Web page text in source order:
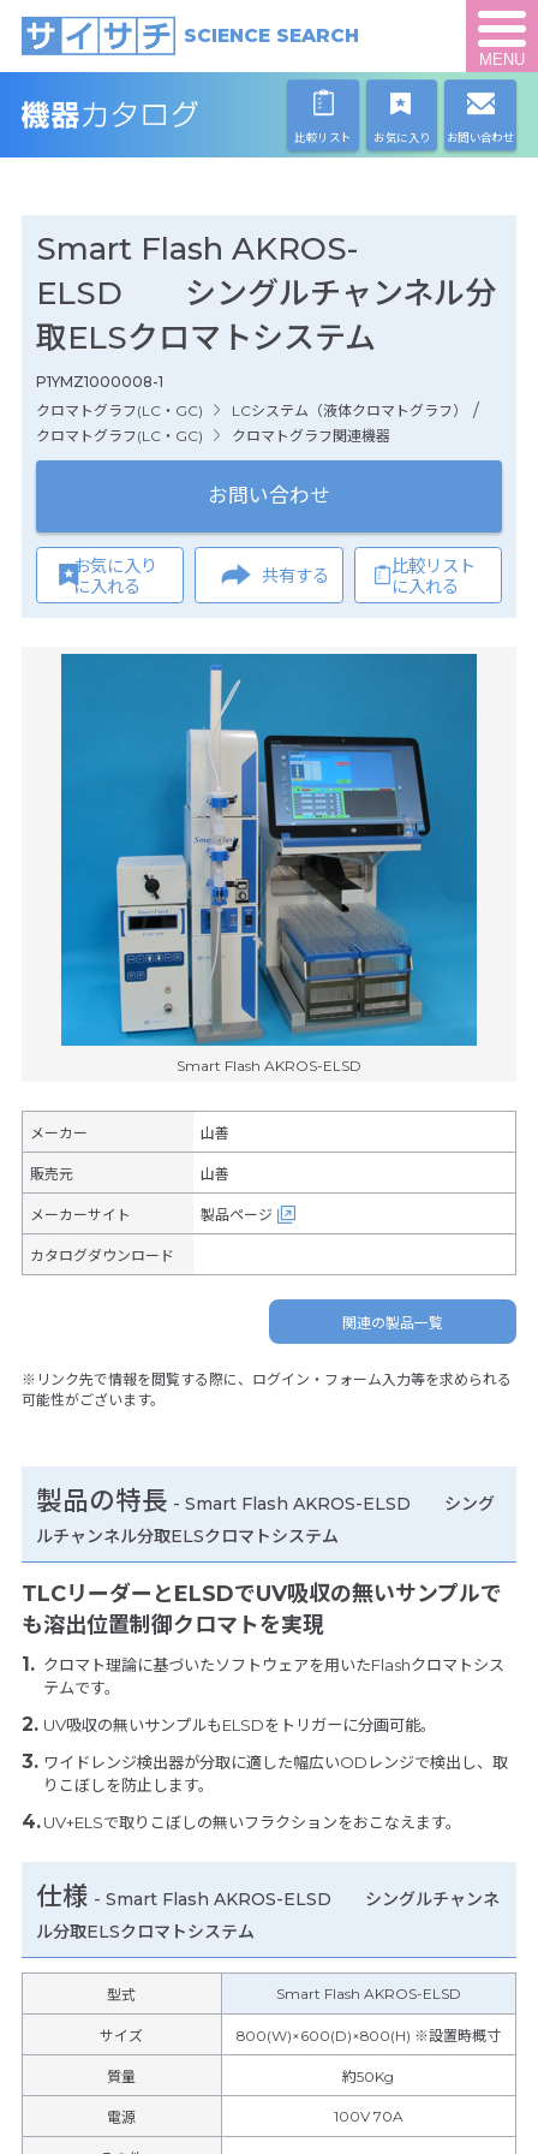
SCIENCE SEARCH
MENU
比較リスト お気に入り お問い合わせ
Smart Flash AKROS-
ELSD シングルチャンネル分
取ELSクロマトシステム
P1YMZ1000008-1
クロマトグラフ(LC・GC)
LCシステム（液体クロマトグラフ） /
クロマトグラフ(LC・GC) クロマトグラフ関連機器
お問い合わせ
お気に入り
に入れる
共有する
比較リスト
に入れる
Smart Flash AKROS-ELSD
メーカー 山善
販売元 山善
メーカーサイト 製品ページ
カタログダウンロード
関連の製品一覧
※リンク先で情報を閲覧する際に、ログイン・フォーム入力等を求められる
可能性がございます。
製品の特長 - Smart Flash AKROS-ELSD シング
ルチャンネル分取ELSクロマトシステム
TLCリーダーとELSDでUV吸収の無いサンプルで
も溶出位置制御クロマトを実現
クロマト理論に基づいたソフトウェアを用いたFlashクロマトシス
テムです。
UV吸収の無いサンプルもELSDをトリガーに分画可能。
ワイドレンジ検出器が分取に適した幅広いODレンジで検出し、取
りこぼしを防止します。
UV+ELSで取りこぼしの無いフラクションをおこなえます。
仕様 - Smart Flash AKROS-ELSD シングルチャンネ
ル分取ELSクロマトシステム
型式 Smart Flash AKROS-ELSD
サイズ 800(W)×600(D)×800(H) ※設置時概寸
質量 約50Kg
電源 100V 70A